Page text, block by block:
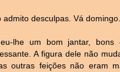
desculpas. Vá domingo.
lhe um bom jantar, bons
A figura dele não
outras feições não eram